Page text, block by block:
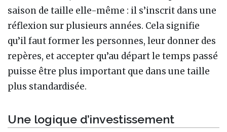
saison de taille elle-même : il s’inscrit dans une
réflexion sur plusieurs années. Cela signifie
qu’il faut former les personnes, leur donner des
repères, et accepter qu’au départ le temps passé
puisse être plus important que dans une taille
plus standardisée.
Une logique d’investissement